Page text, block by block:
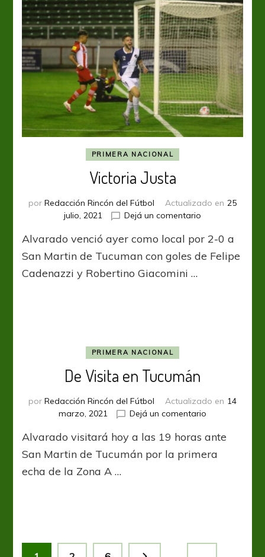
PRIMERA NACIONAL
Victoria Justa
por Redacción Rincón del Fútbol Actualizado en 25
julio, 2021
Dejá un comentario
Justa
Alvarado venció ayer como local por 2-0 a
San Martin de Tucuman con goles de Felipe
Cadenazzi y Robertino Giacomini …
PRIMERA NACIONAL
De Visita en Tucumán
por Redacción Rincón del Fútbol Actualizado en 14
marzo, 2021
Dejá un comentario
Visita
en
Alvarado visitará hoy a las 19 horas ante
San Martin de Tucumán por la primera
echa de la Zona A …
Paginación